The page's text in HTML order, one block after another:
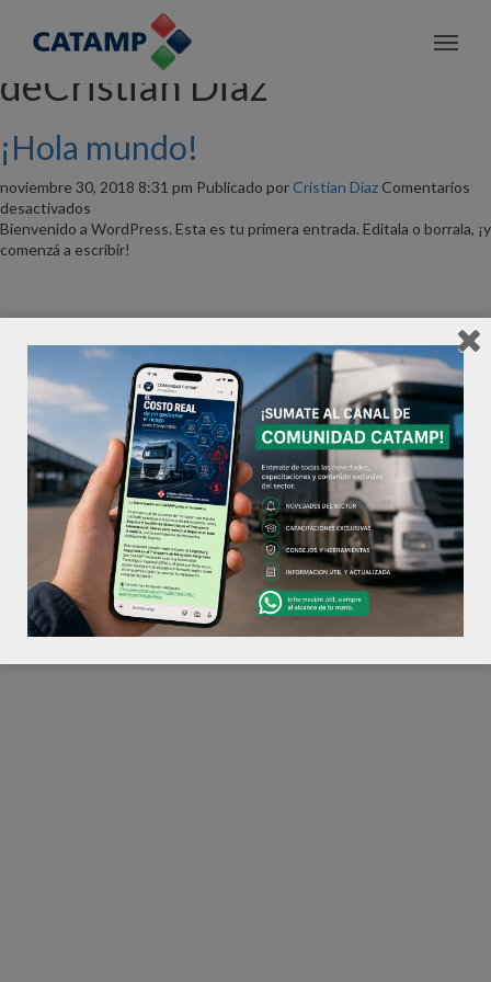
Archivos de autor
deCristian Diaz
¡Hola mundo!
noviembre 30, 2018 8:31 pm Publicado por Cristian Diaz Comentarios
desactivados
¡Hola
mundo!
Bienvenido a WordPress. Esta es tu primera entrada. Editala o borrala, ¡y
comenzá a escribir!
©2026 CATAMP®. Todos los derechos reservados